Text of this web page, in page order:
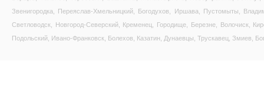
Звенигородка, Переяслав-Хмельницкий, Богодухов, Иршава, Пустомыты,
Светловодск, Новгород-Северский, Кременец, Городище, Березне, Волочиск,
Подольский, Ивано-Франковск, Болехов, Казатин, Дунаевцы, Трускавец, Змиев,